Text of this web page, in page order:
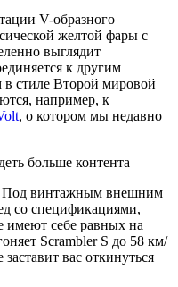
V-образного
желтой фары с
выглядит
к другим
в стиле Второй мировой
например, к
, о котором мы недавно
больше контента
Под винтажным внешним
со спецификациями,
имеют себе равных на
Scrambler S до 58 км/
вас откинуться